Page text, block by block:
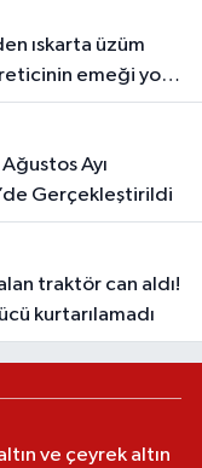
emeği yok
Gerçekleştirildi
kurtarılamadı
ve çeyrek altın